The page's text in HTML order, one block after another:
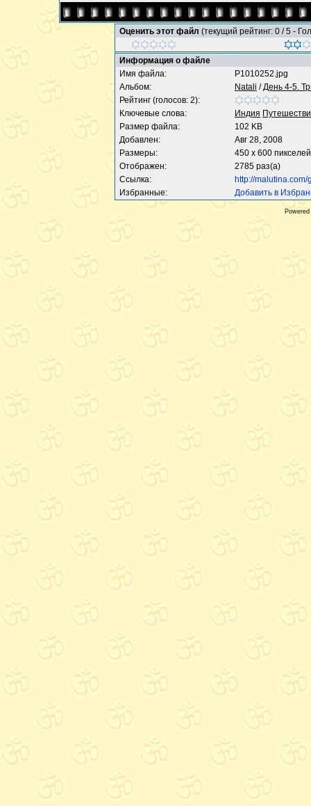
Оценить этот файл (текущий рейтинг: 0 / 5 -
Информация о файле
Имя файла:
P1010252.jpg
Альбом:
Natali /День 4-5.
Рейтинг (голосов: 2):
Ключевые слова:
Индия
Размер файла:
102 KB
Добавлен:
Авг 28, 2008
Размеры:
450 x 600 пикселей
Отображен:
2785 раз(а)
Ссылка:
http://
Избранные:
Добавить в